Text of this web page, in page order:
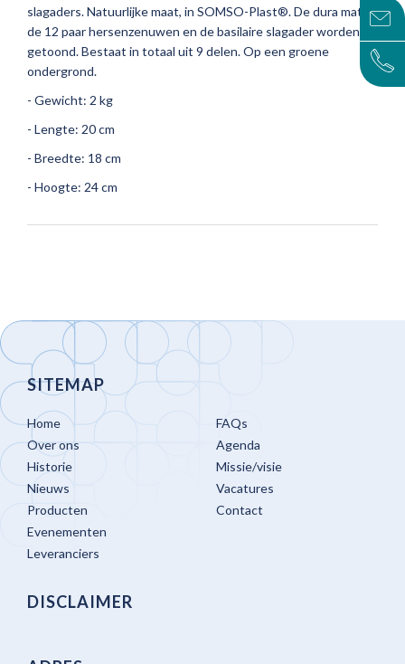
slagaders.Natuurlijke maat, in SOMSO-Plast®.De dura mater,
de 12 paar hersenzenuwen en de basilaire slagader worden
getoond.Bestaat in totaal uit 9 delen.Op een groene
ondergrond.
- Gewicht: 2 kg
- Lengte: 20 cm
- Breedte: 18 cm
- Hoogte: 24 cm
SITEMAP
Home
Over ons
Historie
Nieuws
Producten
Evenementen
Leveranciers
FAQs
Agenda
Missie/visie
Vacatures
Contact
DISCLAIMER